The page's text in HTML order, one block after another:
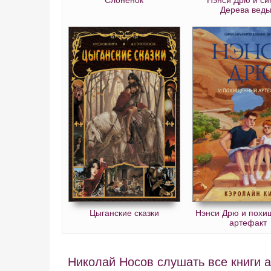
039
040
041
042
043
044
045
046
047
Дерева
Цыганские сказки
Нэнси Дрю и
артефакт
Николай Носов слушать все книги